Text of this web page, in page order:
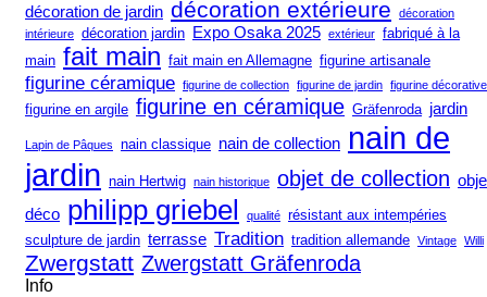
décoration de jardin décoration extérieure
décoration
intérieure décoration jardin Expo Osaka 2025 extérieur fabriqué à la
main fait main fait main en Allemagne figurine artisanale
figurine céramique figurine de collection figurine de jardin figurine décorative
figurine en argile figurine en céramique Gräfenroda jardin
Lapin de Pâques nain classique nain de collection nain de
jardin nain Hertwig nain historique objet de collection
déco philipp griebel qualité résistant aux intempéries
sculpture de jardin terrasse Tradition tradition allemande Vintage Willi
Zwergstatt Zwergstatt Gräfenroda
Info